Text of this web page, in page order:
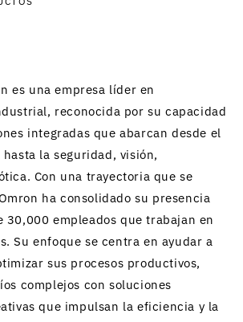
es una empresa líder en
reconocida por su capacidad
integradas que abarcan desde el
la seguridad, visión,
Con una trayectoria que se
ha consolidado su presencia
30,000 empleados que trabajan en
Su enfoque se centra en ayudar a
sus procesos productivos,
complejos con soluciones
que impulsan la eficiencia y la